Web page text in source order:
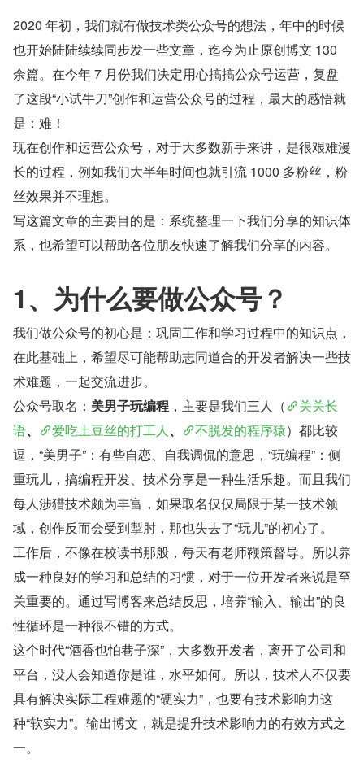
2020 年初，我们就有做技术类公众号的想法，年中的时候
也开始陆陆续续同步发一些文章，迄今为止原创博文 130
余篇。在今年 7 月份我们决定用心搞搞公众号运营，复盘
了这段“小试牛刀”创作和运营公众号的过程，最大的感悟就
是：难！
现在创作和运营公众号，对于大多数新手来讲，是很艰难漫
长的过程，例如我们大半年时间也就引流 1000 多粉丝，粉
丝效果并不理想。
写这篇文章的主要目的是：系统整理一下我们分享的知识体
系，也希望可以帮助各位朋友快速了解我们分享的内容。
1、为什么要做公众号？
我们做公众号的初心是：巩固工作和学习过程中的知识点，
在此基础上，希望尽可能帮助志同道合的开发者解决一些技
术难题，一起交流进步。
公众号取名： 美男子玩编程 ，主要是我们三人（
关关长
语、 爱吃土豆丝的打工人、 不脱发的程序猿）都比较
逗，“美男子”：有些自恋、自我调侃的意思，“玩编程”：侧
重玩儿，搞编程开发、技术分享是一种生活乐趣。而且我们
每人涉猎技术颇为丰富，如果取名仅仅局限于某一技术领
域，创作反而会受到掣肘，那也失去了“玩儿”的初心了。
工作后，不像在校读书那般，每天有老师鞭策督导。所以养
成一种良好的学习和总结的习惯，对于一位开发者来说是至
关重要的。通过写博客来总结反思，培养“输入、输出”的良
性循环是一种很不错的方式。
这个时代“酒香也怕巷子深”，大多数开发者，离开了公司和
平台，没人会知道你是谁，水平如何。所以，技术人不仅要
具有解决实际工程难题的“硬实力”，也要有技术影响力这
种“软实力”。输出博文，就是提升技术影响力的有效方式之
一。